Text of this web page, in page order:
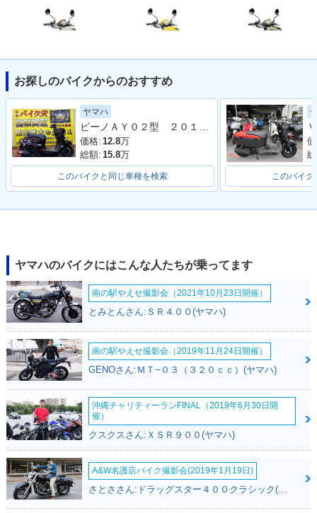
モデルチェンジ
2018年 Vino DELU
2017年 Vino DELU
2017年 Vino DELU
2017年 Vino DELU
XE・カラーチェンジ
2016年 Vino DELU
XE Navy Style・特
別・限定仕様
2016年 Vino DELU
XE Girl・カラーチェ
2016年 Vino DELU
XE Boy
2016年 Vino DELU
XE
2015年 Vino DELU
XE Sweet Style・特
別・限定仕様
お探しのバイクからのおすすめ
ヤマハ
価格: 12.8万
総額: 15.8万
このバイクと同じ車種を検索 このバイ
ヤマハのバイクにはこんな人たちが乗ってます
南の駅やえせ撮影会（2021年10月23日開催）
とみとんさん:ＳＲ４００(ヤマハ)
南の駅やえせ撮影会（2019年11月24日開催）
GENOさん:ＭＴ−０３（３２０ｃｃ）(ヤマハ)
沖縄チャリティーランFINAL（2019年6月30日開
催）
クスクスさん:ＸＳＲ９００(ヤマハ)
A&W名護店バイク撮影会(2019年1月19日)